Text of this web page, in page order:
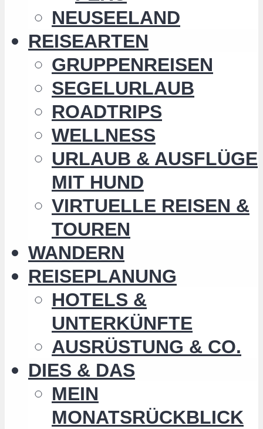
NEUSEELAND
REISEARTEN
GRUPPENREISEN
SEGELURLAUB
ROADTRIPS
WELLNESS
URLAUB & AUSFLÜGE
MIT HUND
VIRTUELLE REISEN &
TOUREN
WANDERN
REISEPLANUNG
HOTELS &
UNTERKÜNFTE
AUSRÜSTUNG & CO.
DIES & DAS
MEIN
MONATSRÜCKBLICK